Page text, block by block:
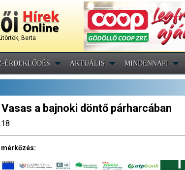
Berta
ÉRDEKLŐDÉS AKTUÁLIS MINDENNAPI
a bajnoki döntő párharcában
mérkőzés: